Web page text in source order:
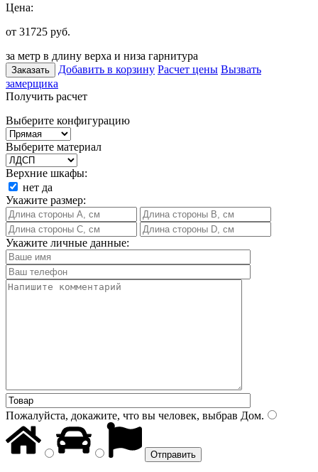
Цена:
от 31725 руб.
за метр в длину верха и низа гарнитура
Заказать Добавить в корзину Расчет цены Вызвать
замерщика
Получить расчет
Выберите конфигурацию
Выберите материал
Верхние шкафы:
нет да
Укажите размер:
Укажите личные данные:
Пожалуйста, докажите, что вы человек, выбрав Дом.